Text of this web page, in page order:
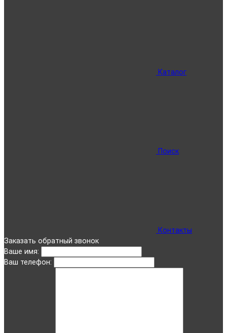
Каталог
Поиск
Контакты
Заказать обратный звонок
Ваше имя:
Ваш телефон: